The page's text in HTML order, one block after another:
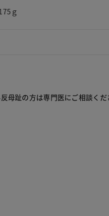
ｇ
母趾の方は専門医にご相談くだ